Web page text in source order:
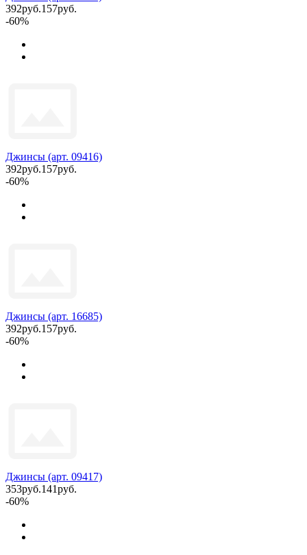
392руб.157руб.
-60%
Джинсы (арт. 09416)
392руб.157руб.
-60%
Джинсы (арт. 16685)
392руб.157руб.
-60%
Джинсы (арт. 09417)
353руб.141руб.
-60%